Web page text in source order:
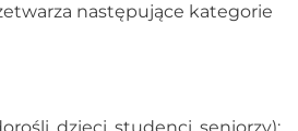
następujące kategorie